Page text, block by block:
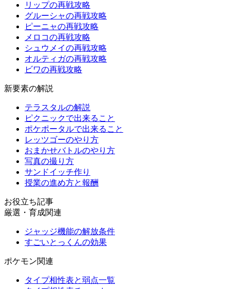
リップの再戦攻略
グルーシャの再戦攻略
ピーニャの再戦攻略
メロコの再戦攻略
シュウメイの再戦攻略
オルティガの再戦攻略
ビワの再戦攻略
新要素の解説
テラスタルの解説
ピクニックで出来ること
ポケポータルで出来ること
レッツゴーのやり方
おまかせバトルのやり方
写真の撮り方
サンドイッチ作り
授業の進め方と報酬
お役立ち記事
厳選・育成関連
ジャッジ機能の解放条件
すごいとっくんの効果
ポケモン関連
タイプ相性表と弱点一覧